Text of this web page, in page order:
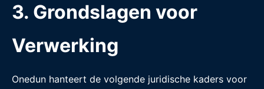
3. Grondslagen voor
Verwerking
Onedun hanteert de volgende juridische kaders voor